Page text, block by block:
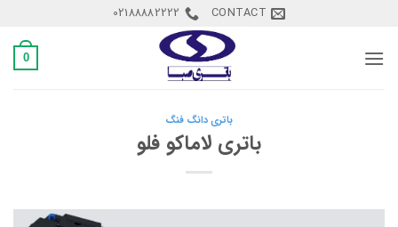
content
CONTACT
02188882222
0
باتری دانگ فنگ
باتری لاماکو فلو